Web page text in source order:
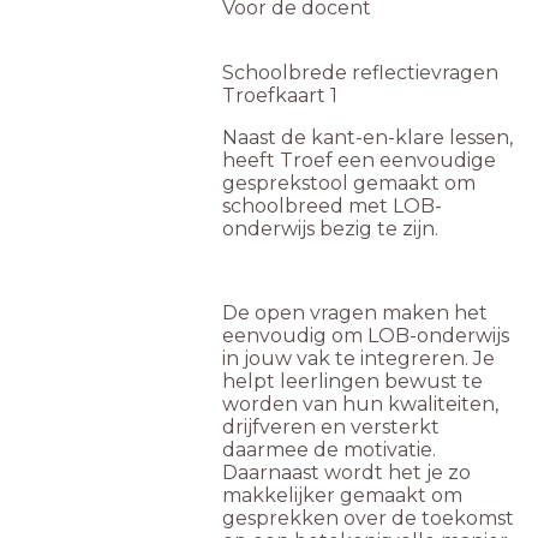
Voor de docent
Schoolbrede reflectievragen
Troefkaart 1
Naast de kant-en-klare lessen,
heeft Troef een eenvoudige
gesprekstool gemaakt om
schoolbreed met LOB-
onderwijs bezig te zijn.
De open vragen maken het
eenvoudig om LOB-onderwijs
in jouw vak te integreren. Je
helpt leerlingen bewust te
worden van hun kwaliteiten,
drijfveren en versterkt
daarmee de motivatie.
Daarnaast wordt het je zo
makkelijker gemaakt om
gesprekken over de toekomst